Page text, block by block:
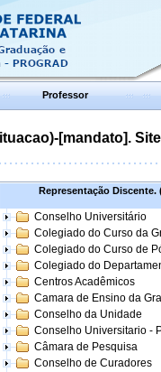
Professor
[mandato].
Representação Discente.
Conselho Universitário
Colegiado do Curso da
Colegiado do Curso de
Colegiado do
Centros Acadêmicos
Camara de Ensino da
Conselho da Unidade
Conselho Universitario -
Câmara de Pesquisa
Conselho de Curadores